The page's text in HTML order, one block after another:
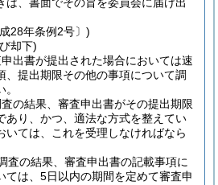
28年条例2号〕)
却下)
出書が提出された場合においては速
、提出期限その他の事項について調
の結果、審査申出書がその提出期限
あり、かつ、適法な方式を整えてい
いては、これを受理しなければなら
査の結果、審査申出書の記載事項に
ては、5日以内の期間を定めて審査申